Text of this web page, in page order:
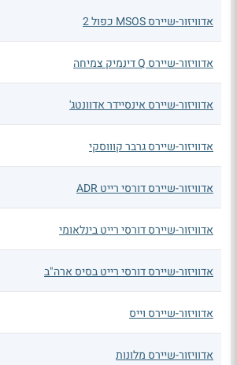
אדוויזור-שיירס MSOS כפול 2
אדוויזור-שיירס Q דינמיק צמיחה
אדוויזור-שיירס אינסיידר אדוונטג'
אדוויזור-שיירס גרבר קוווסקי
אדוויזור-שיירס דורסי רייט ADR
אדוויזור-שיירס דורסי רייט בינלאומי
אדוויזור-שיירס דורסי רייט בסיס ארה"ב
אדוויזור-שיירס וייס
אדוויזור-שיירס מלונות